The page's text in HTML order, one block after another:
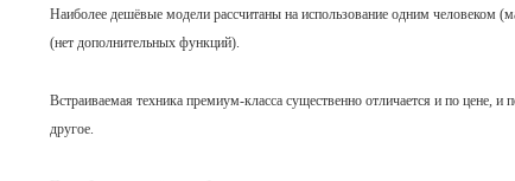
Наиболее дешёвые модели рассчитаны на использование одним
(нет дополнительных функций).
Встраиваемая техника премиум-класса существенно отличается и по цене,
другое.